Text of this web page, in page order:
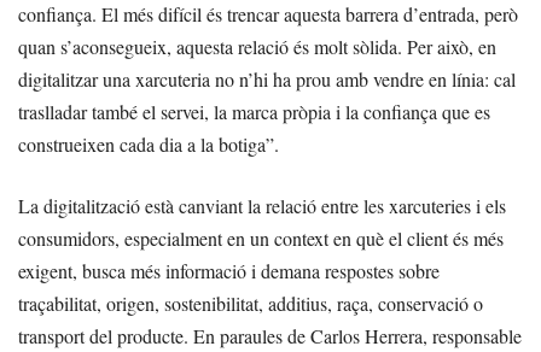
confiança. El més difícil és trencar aquesta barrera d’entrada, però
quan s’aconsegueix, aquesta relació és molt sòlida. Per això, en
digitalitzar una xarcuteria no n’hi ha prou amb vendre en línia: cal
traslladar també el servei, la marca pròpia i la confiança que es
construeixen cada dia a la botiga”.
La digitalització està canviant la relació entre les xarcuteries i els
consumidors, especialment en un context en què el client és més
exigent, busca més informació i demana respostes sobre
traçabilitat, origen, sostenibilitat, additius, raça, conservació o
transport del producte. En paraules de Carlos Herrera, responsable